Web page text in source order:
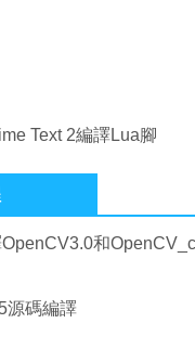
Text 2編譯Lua腳
和
源碼編譯